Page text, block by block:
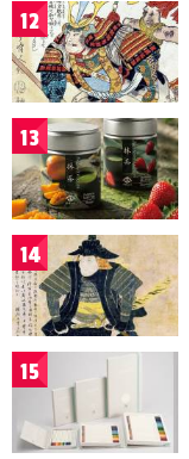
12
13
14
15